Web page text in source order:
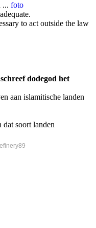
... foto
to act outside the law
dodegod het
aan islamitische landen
soort landen